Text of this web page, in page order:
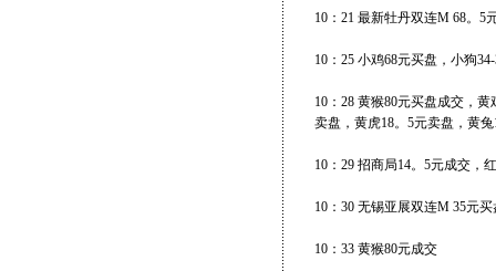
10：21 最新牡丹双连M 68。5
10：25 小鸡68元买盘，小狗
10：28 黄猴80元买盘成交，
卖盘，黄虎18。5元卖盘，黄
10：29 招商局14。5元成交，
10：30 无锡亚展双连M 35元买
10：33 黄猴80元成交